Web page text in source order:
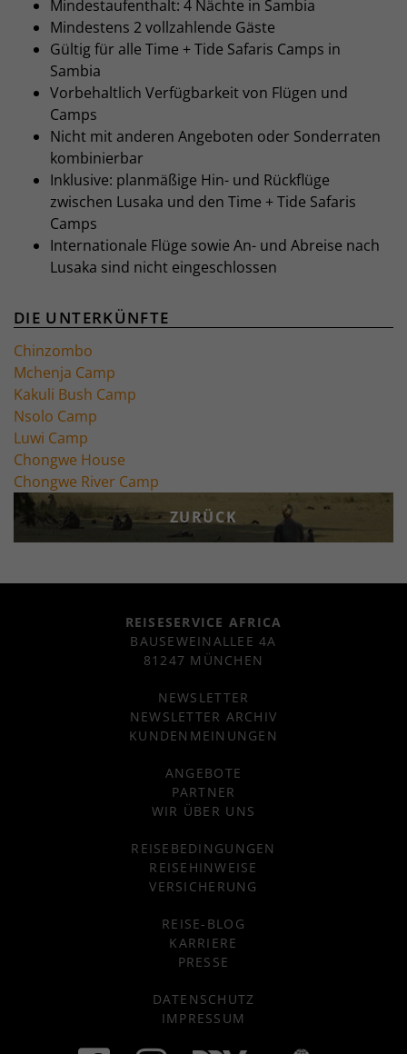
Mindestaufenthalt: 4 Nächte in Sambia
Mindestens 2 vollzahlende Gäste
Gültig für alle Time + Tide Safaris Camps in
Sambia
Vorbehaltlich Verfügbarkeit von Flügen und
Camps
Nicht mit anderen Angeboten oder Sonderraten
kombinierbar
Inklusive: planmäßige Hin- und Rückflüge
zwischen Lusaka und den Time + Tide Safaris
Camps
Internationale Flüge sowie An- und Abreise nach
Lusaka sind nicht eingeschlossen
DIE UNTERKÜNFTE
Chinzombo
Mchenja Camp
Kakuli Bush Camp
Nsolo Camp
Luwi Camp
Chongwe House
Chongwe River Camp
ZURÜCK
REISESERVICE AFRICA
BAUSEWEINALLEE 4A
81247 MÜNCHEN
NEWSLETTER
NEWSLETTER ARCHIV
KUNDENMEINUNGEN
ANGEBOTE
PARTNER
WIR ÜBER UNS
REISEBEDINGUNGEN
REISEHINWEISE
VERSICHERUNG
REISE-BLOG
KARRIERE
PRESSE
DATENSCHUTZ
IMPRESSUM